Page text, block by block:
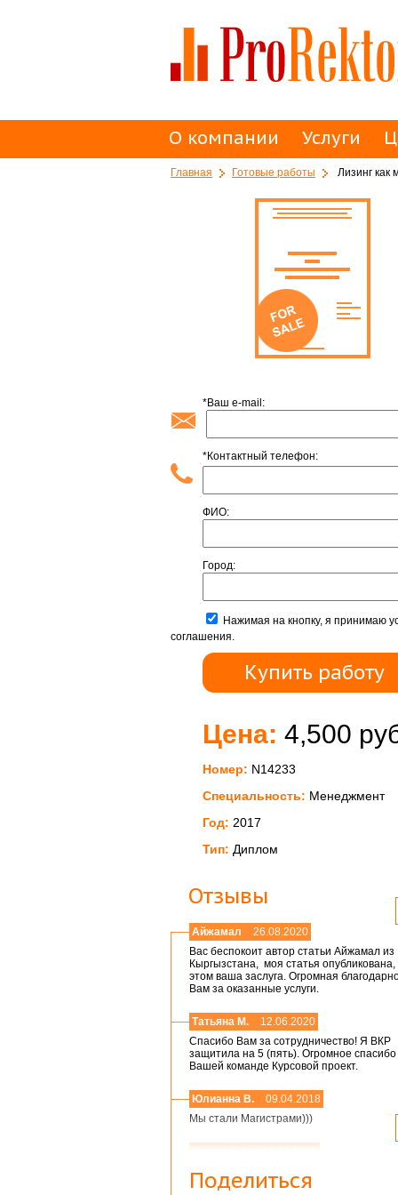
О компании Услуги
Главная Готовые работы Лизинг как
*Ваш e-mail:
*Контактный телефон:
ФИО:
Город:
Нажимая на кнопку, я принимаю
соглашения.
Цена: 4,500
Номер: N14233
Специальность: Менеджмент
Год: 2017
Тип: Диплом
Отзывы
Айжамал
26.08.2020
Вас беспокоит автор статьи Айжамал из
Кыргызстана, моя статья опубликована,
этом ваша заслуга. Огромная
Вам за оказанные услуги.
Татьяна М.
12.06.2020
Спасибо Вам за сотрудничество! Я ВКР
защитила на 5 (пять). Огромное
Вашей команде Курсовой проект.
Юлианна В.
09.04.2018
Мы стали Магистрами)))
Мария,добрый день! Спасибо большое.
Защитился на 4!всего доброго
Поделиться